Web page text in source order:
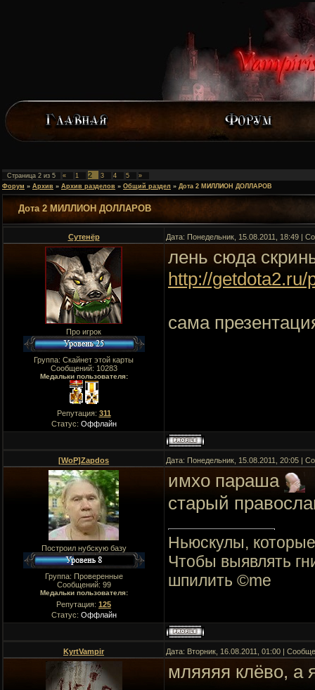
Страница 2 из 5 « 1 2 3 4 5
»
Форум » Архив » Архив разделов » Общий раздел » Дота 2 МИЛЛИОН ДОЛЛАРОВ
Дота 2 МИЛЛИОН ДОЛЛАРОВ
Сутенёр Дата: Понедельник, 15.08.2011, 18:49 |
Про игрок
Группа: Скайнет этой карты
Сообщений: 10283
Медальки пользователя:
Репутация: 311
Статус: Оффлайн
лень сюда
http://
сама
[WoP]Zapdos Дата: Понедельник, 15.08.2011, 20:05 |
Построил нубскую базу
Группа: Проверенные
Сообщений: 99
Медальки пользователя:
Репутация: 125
Статус: Оффлайн
имхо параша
старый
Ньюскулы,
Чтобы выявлять
шпилить ©me
KyrtVampir Дата: Вторник, 16.08.2011, 01:00 |
мляяяя клёво, а